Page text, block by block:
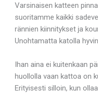
Varsinaisen katteen
suoritamme kaikki
rännien kiinnitykset ja
Unohtamatta katolla
Ihan aina ei kuitenkaan
huollolla vaan kattoa on
Erityisesti silloin, kun